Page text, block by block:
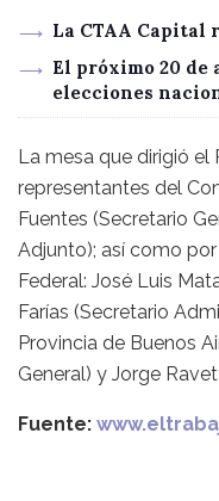
La CTAA Capital
El próximo 20 de
elecciones
La mesa que dirigió
representantes del
Fuentes (Secretario
Adjunto); así como
Federal: José Luis
Farías (Secretario
Provincia de Buenos
General) y Jorge
Fuente: